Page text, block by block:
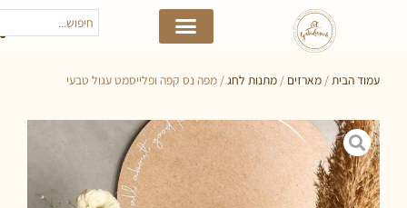
הבית/מארזים/ מתנות לחג/ מפה נס קפה ופלייסמט עגול טבעי